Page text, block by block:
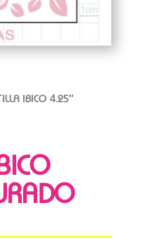
IBICO 4.25″